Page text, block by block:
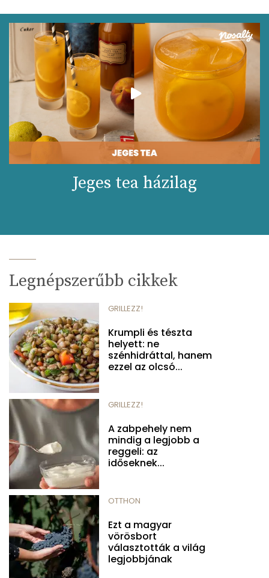
Jeges tea házilag
Legnépszerűbb cikkek
GRILLEZZ!
Krumpli és tészta
helyett: ne
szénhidráttal, hanem
ezzel az olcsó...
GRILLEZZ!
A zabpehely nem
mindig a legjobb a
reggeli: az
időseknek...
OTTHON
Ezt a magyar
vörösbort
választották a világ
legjobbjának